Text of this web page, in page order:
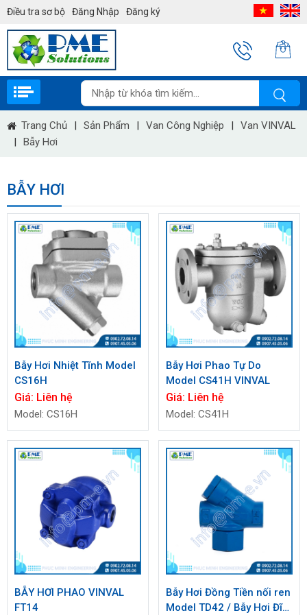
Điều tra sơ bộ Đăng Nhập Đăng ký
Trang Chủ | Sản Phẩm | Van Công Nghiệp |
Van VINVAL
|
Bẫy Hơi
BẪY HƠI
Bẫy Hơi Nhiệt Tĩnh Model
CS16H
Giá: Liên hệ
Model: CS16H
Bẫy Hơi Phao Tự Do
Model CS41H VINVAL
Giá: Liên hệ
Model: CS41H
BẪY HƠI PHAO VINVAL
FT14
Bẫy Hơi Đồng Tiền nối ren
Model TD42 / Bẫy Hơi Đĩa